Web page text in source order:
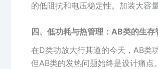
的低阻抗和电压稳定性。加装大容
四、低功耗与热管理：AB类的生存
在D类功放大行其道的今天，AB类
但AB类的发热问题始终是设计痛点